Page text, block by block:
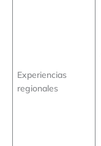
Experiencias
regionales